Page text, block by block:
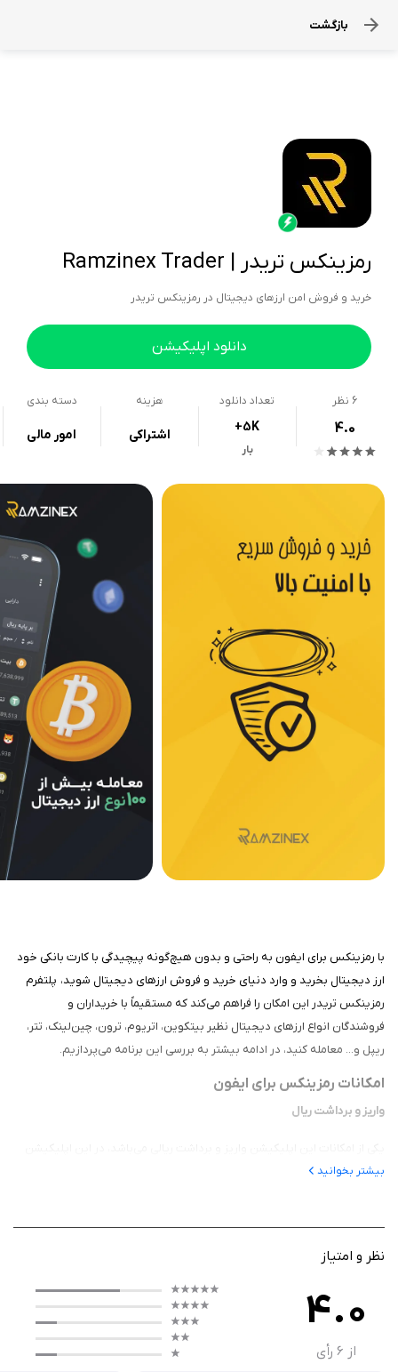
بازگشت
رمزینکس تریدر | Ramzinex Trader
خرید و فروش امن ارزهای دیجیتال در رمزینکس تریدر
دانلود اپلیکیشن
6 نظر
4.0
تعداد دانلود
+5K
بار
هزینه
اشتراکی
دسته بندی
امور مالی
با رمزینکس برای ایفون به راحتی و بدون هیچ‌گونه پیچیدگی با کارت بانکی خود
ارز دیجیتال بخرید و وارد دنیای خرید و فروش ارزهای دیجیتال شوید، پلتفرم
رمزینکس تریدر این امکان را فراهم می‌کند که مستقیماً با خریداران و
فروشندگان انواع ارزهای دیجیتال نظیر بیتکوین، اتریوم، ترون، چین‌لینک، تتر،
ریپل و... معامله کنید، در ادامه بیشتر به بررسی این برنامه می‌پردازیم.
امکانات رمزینکس برای ایفون
واریز و برداشت ریال
شما می‌توانید بدون واسطه و به صورت مستقیم ریال واریز کرده و در بازار
احراز هویت سریع و آسان
در اپلیکیشن رمزینکس تریدر مراحل احراز هویت بسیار سریع و آسان انجام
می‌شود، در این برنامه همانند
اکسکوینو برای ایفون
و پیچیده نیست، به راحتی مراحل ثبت نام و احراز هویت انجام خواهد شد.
بیشتر بخوانید
نظر و امتیاز
4.0
از 6 رأی